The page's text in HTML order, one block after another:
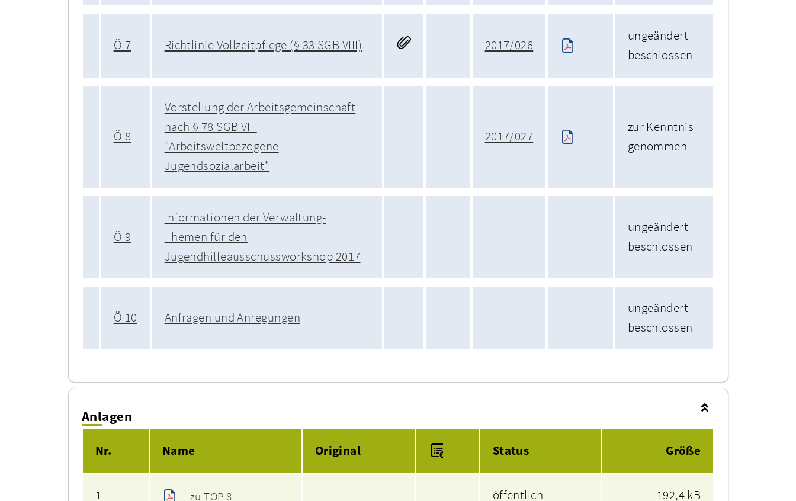
Ö 7 Richtlinie Vollzeitpflege (§ 33 SGB VIII) 2017/026
ungeändert
beschlossen
Ö 8
Vorstellung der Arbeitsgemeinschaft
nach § 78 SGB VIII
"Arbeitsweltbezogene
Jugendsozialarbeit"
2017/027
zur Kenntnis
genommen
Ö 9
Informationen der Verwaltung-
Themen für den
Jugendhilfeausschussworkshop 2017
ungeändert
beschlossen
Ö 10 Anfragen und Anregungen
ungeändert
beschlossen
Anlagen
Nr.
Name Original Status Größe
1 zu TOP 8 öffentlich 192,4 kB